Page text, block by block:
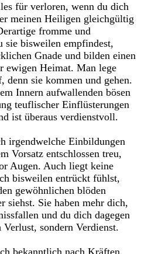
für verloren, wenn du dich
meinen Heiligen gleichgültig
fromme und
sie bisweilen empfindest,
Gnade und bilden einen
ewigen Heimat. Man lege
sie kommen und gehen.
Innern aufwallenden bösen
teuflischer Einflüsterungen
ist überaus verdienstvoll.
irgendwelche Einbildungen
Vorsatz entschlossen treu,
Augen. Auch liegt keine
bisweilen entrückt fühlst,
gewöhnlichen blöden
siehst. Sie haben mehr dich,
und du dich dagegen
sondern Verdienst.
bekanntlich nach Kräften,